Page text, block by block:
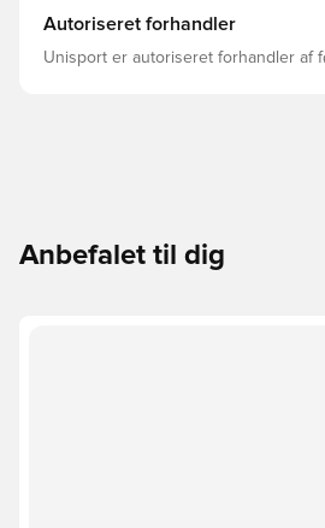
Autoriseret forhandler
Unisport er autoriseret forhandler af
Anbefalet til dig